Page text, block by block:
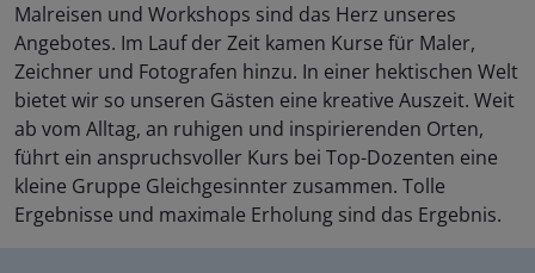
Malreisen und Workshops sind das Herz unseres
Angebotes. Im Lauf der Zeit kamen Kurse für Maler,
Zeichner und Fotografen hinzu. In einer hektischen Welt
bietet wir so unseren Gästen eine kreative Auszeit. Weit
ab vom Alltag, an ruhigen und inspirierenden Orten,
führt ein anspruchsvoller Kurs bei Top-Dozenten eine
kleine Gruppe Gleichgesinnter zusammen. Tolle
Ergebnisse und maximale Erholung sind das Ergebnis.